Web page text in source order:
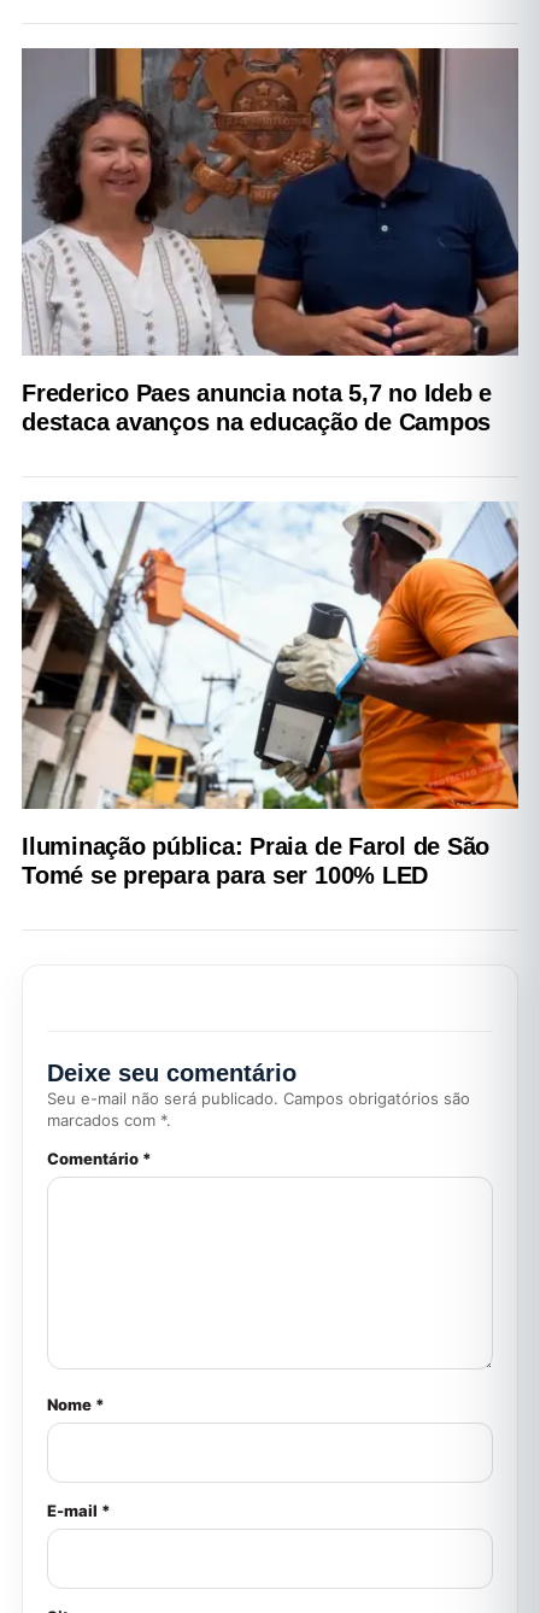
Frederico Paes anuncia nota 5,7 no Ideb e
destaca avanços na educação de Campos
Iluminação pública: Praia de Farol de São
Tomé se prepara para ser 100% LED
Deixe seu comentário
Seu e-mail não será publicado. Campos obrigatórios são
marcados com *.
Comentário *
Nome *
E-mail *